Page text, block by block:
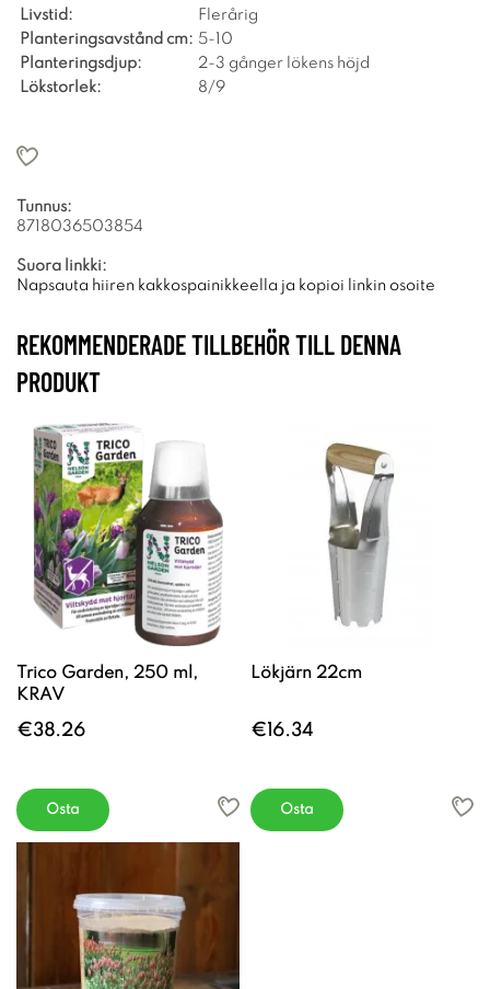
Livstid:
Flerårig
Planteringsavstånd cm: 5-10
Planteringsdjup:
2-3 gånger lökens höjd
Lökstorlek:
8/9
Tunnus:
8718036503854
Suora linkki:
Napsauta hiiren kakkospainikkeella ja kopioi linkin osoite
REKOMMENDERADE TILLBEHÖR TILL DENNA
PRODUKT
Trico Garden, 250 ml,
KRAV
€38.26
Osta
Lökjärn 22cm
€16.34
Osta